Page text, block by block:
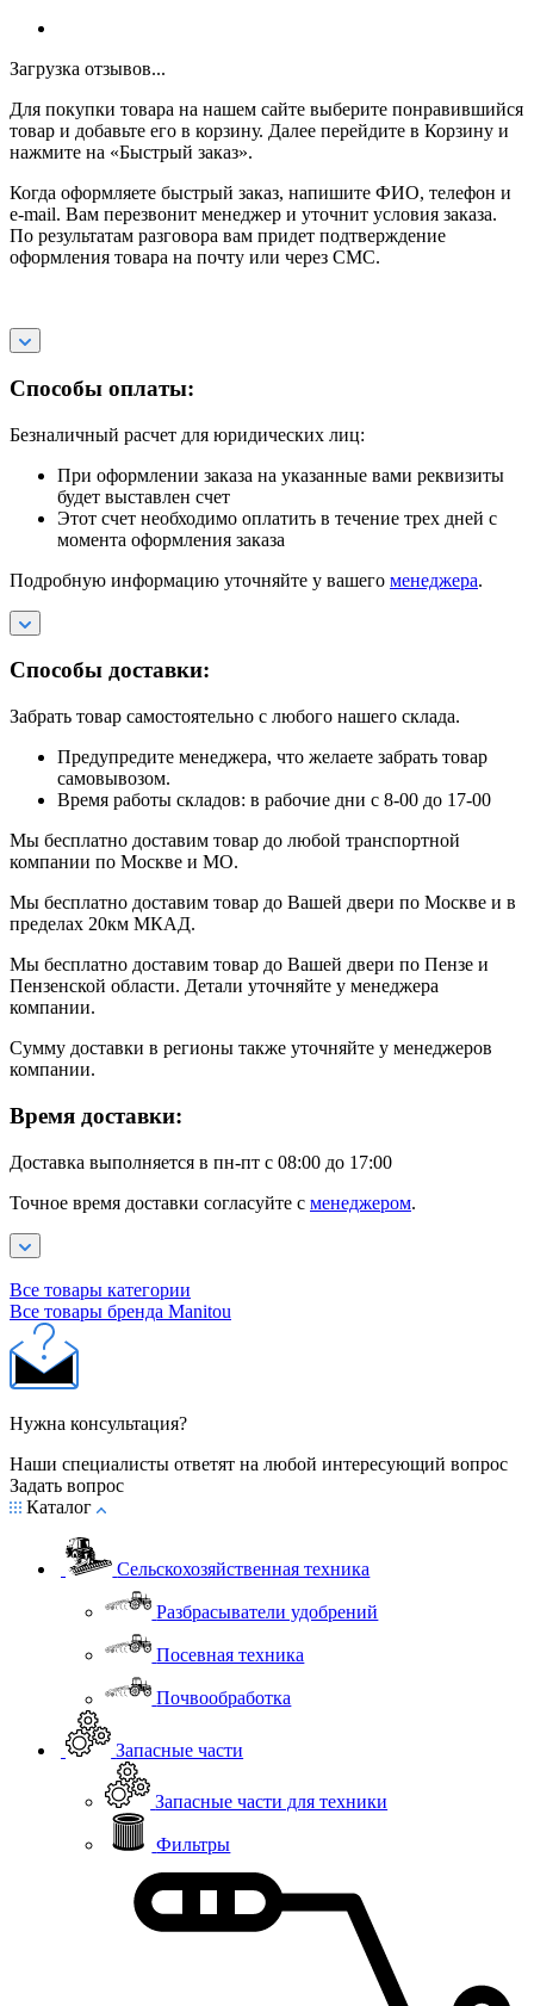
Загрузка отзывов...
Для покупки товара на нашем сайте выберите понравившийся
товар и добавьте его в корзину. Далее перейдите в Корзину и
нажмите на «Быстрый заказ».
Когда оформляете быстрый заказ, напишите ФИО, телефон и
e-mail. Вам перезвонит менеджер и уточнит условия заказа.
По результатам разговора вам придет подтверждение
оформления товара на почту или через СМС.
Способы оплаты:
Безналичный расчет для юридических лиц:
При оформлении заказа на указанные вами реквизиты
будет выставлен счет
Этот счет необходимо оплатить в течение трех дней с
момента оформления заказа
Подробную информацию уточняйте у вашего менеджера.
Способы доставки:
Забрать товар самостоятельно с любого нашего склада.
Предупредите менеджера, что желаете забрать товар
самовывозом.
Время работы складов: в рабочие дни с 8-00 до 17-00
Мы бесплатно доставим товар до любой транспортной
компании по Москве и МО.
Мы бесплатно доставим товар до Вашей двери по Москве и в
пределах 20км МКАД.
Мы бесплатно доставим товар до Вашей двери по Пензе и
Пензенской области. Детали уточняйте у менеджера
компании.
Сумму доставки в регионы также уточняйте у менеджеров
компании.
Время доставки:
Доставка выполняется в пн-пт с 08:00 до 17:00
Точное время доставки согласуйте с менеджером.
Все товары категории
Все товары бренда Manitou
Нужна консультация?
Наши специалисты ответят на любой интересующий вопрос
Задать вопрос
Каталог
Сельскохозяйственная техника
Разбрасыватели удобрений
Посевная техника
Почвообработка
Запасные части
Запасные части для техники
Фильтры